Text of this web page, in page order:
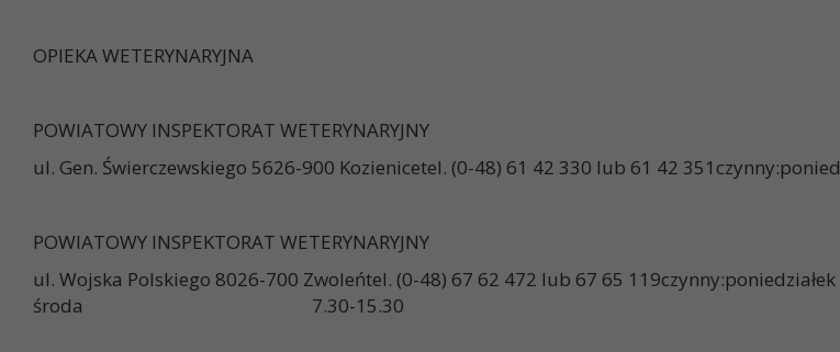
OPIEKA WETERYNARYJNA
POWIATOWY INSPEKTORAT WETERYNARYJNY
ul. Gen. Świerczewskiego 5626-900 Kozienicetel. (0-48) 61 42 330 lub 61 42
POWIATOWY INSPEKTORAT WETERYNARYJNY
ul. Wojska Polskiego 8026-700 Zwoleńtel. (0-48) 67 62 472 lub 67
środa 7.30-15.30